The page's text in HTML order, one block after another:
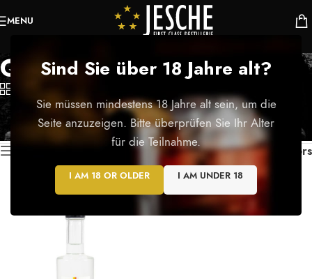
Sind Sie über 18 Jahre alt?
Sie müssen mindestens 18 Jahre alt sein, um die
Seite anzuzeigen. Bitte überprüfen Sie Ihr Alter
für die Teilnahme.
I AM 18 OR OLDER I AM UNDER 18
MENU
Quinttenbrand
Categories
Startseite/Produkte verschlagwortet mit „Quinttenbrand“
Einzelnes Ergebnis wird angezeigt
Filters